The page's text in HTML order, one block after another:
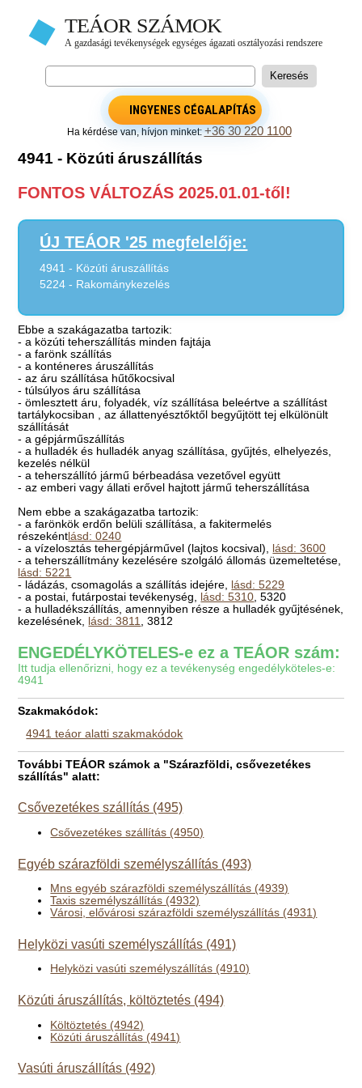
INGYENES CÉGALAPÍTÁS
Ha kérdése van, hívjon minket:+36 30 220 1100
4941 - Közúti áruszállítás
FONTOS VÁLTOZÁS 2025.01.01-től!
ÚJ TEÁOR '25 megfelelője:
4941 - Közúti áruszállítás
5224 - Rakománykezelés
Ebbe a szakágazatba tartozik:
- a közúti teherszállítás minden fajtája
- a farönk szállítás
- a konténeres áruszállítás
- az áru szállítása hűtőkocsival
- túlsúlyos áru szállítása
- ömlesztett áru, folyadék, víz szállítása beleértve a szállítást
tartálykocsiban , az állattenyésztőktől begyűjtött tej elkülönült
szállítását
- a gépjárműszállítás
- a hulladék és hulladék anyag szállítása, gyűjtés, elhelyezés,
kezelés nélkül
- a teherszállító jármű bérbeadása vezetővel együtt
- az emberi vagy állati erővel hajtott jármű teherszállítása
Nem ebbe a szakágazatba tartozik:
- a farönkök erdőn belüli szállítása, a fakitermelés
részekéntlásd: 0240
- a vízelosztás tehergépjárművel (lajtos kocsival), lásd: 3600
- a teherszállítmány kezelésére szolgáló állomás üzemeltetése,
lásd: 5221
- ládázás, csomagolás a szállítás idejére, lásd: 5229
- a postai, futárpostai tevékenység, lásd: 5310 , 5320
- a hulladékszállítás, amennyiben része a hulladék gyűjtésének,
kezelésének, lásd: 3811 , 3812
ENGEDÉLYKÖTELES-e ez a TEÁOR szám:
Itt tudja ellenőrizni, hogy ez a tevékenység engedélyköteles-e:
4941
Szakmakódok:
4941 teáor alatti szakmakódok
További TEÁOR számok a "Szárazföldi, csővezetékes
szállítás" alatt:
Csővezetékes szállítás (495)
Csővezetékes szállítás (4950)
Egyéb szárazföldi személyszállítás (493)
Mns egyéb szárazföldi személyszállítás (4939)
Taxis személyszállítás (4932)
Városi, elővárosi szárazföldi személyszállítás (4931)
Helyközi vasúti személyszállítás (491)
Helyközi vasúti személyszállítás (4910)
Közúti áruszállítás, költöztetés (494)
Költöztetés (4942)
Közúti áruszállítás (4941)
Vasúti áruszállítás (492)